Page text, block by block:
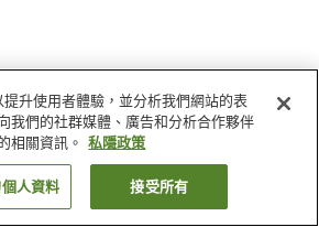
找客房
升使用者體驗，並分析我們網站的表
我們的社群媒體、廣告和分析合作夥伴
相關資訊。
私隱政策
人資料 接受所有